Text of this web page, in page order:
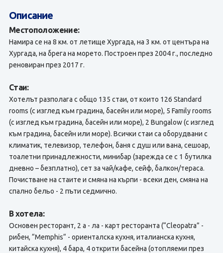
Описание
Местоположение:
Намира се на 8 км. от летище Хургада, на 3 км. от центъра на
Хургада, на брега на морето. Построен през 2004 г., последно
реновиран през 2017 г.
Стаи:
Хотелът разполага с общо 135 стаи, от които 126 Standard
rooms (с изглед към градина, басейн или море), 5 Family rooms
(с изглед към градина, басейн или море), 2 Bungalow (с изглед
към градина, басейн или море). Всички стаи са оборудвани с
климатик, телевизор, телефон, баня с душ или вана, сешоар,
тоалетни принадлежности, минибар (зарежда се с 1 бутилка
дневно – безплатно), сет за чай/кафе, сейф, балкон/тераса.
Почистване на стаите и смяна на кърпи - всеки ден, смяна на
спално бельо - 2 пъти седмично.
В хотела:
Основен ресторант, 2 а - ла - карт ресторанта (“Cleopatra” -
рибен, “Memphis“ - ориенталска кухня, италианска кухня,
китайска кухня), 4 бара, 4 открити басейна (отопляеми през